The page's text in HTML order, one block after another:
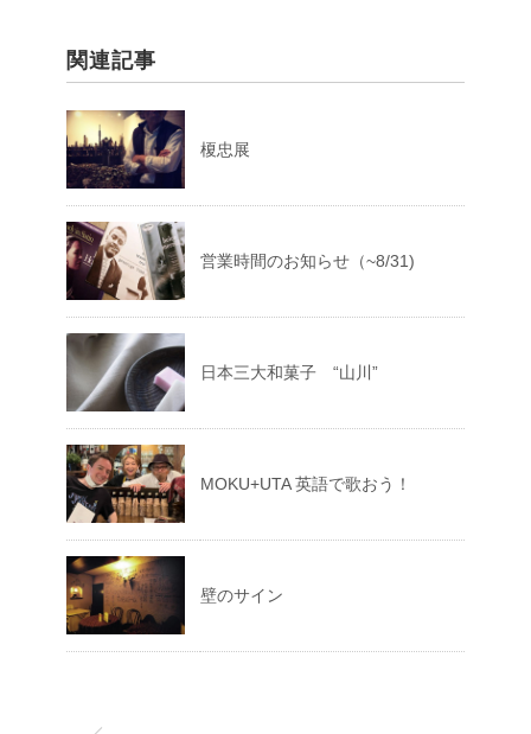
関連記事
榎忠展
営業時間のお知らせ（~8/31)
日本三大和菓子 “山川”
MOKU+UTA 英語で歌おう！
壁のサイン